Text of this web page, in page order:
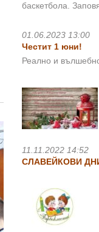
баскетбола.
01.06.2023 13:00
Честит 1 юни!
Реално и
11.11.2022 14:52
СЛАВЕЙКОВИ